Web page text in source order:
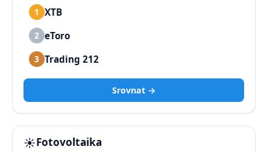
1 XTB
2 eToro
3 Trading 212
Srovnat →
☀️Fotovoltaika